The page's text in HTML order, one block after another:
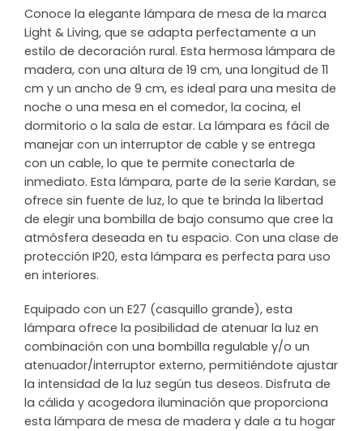
Conoce la elegante lámpara de mesa de la marca
Light & Living, que se adapta perfectamente a un
estilo de decoración rural. Esta hermosa lámpara de
madera, con una altura de 19 cm, una longitud de 11
cm y un ancho de 9 cm, es ideal para una mesita de
noche o una mesa en el comedor, la cocina, el
dormitorio o la sala de estar. La lámpara es fácil de
manejar con un interruptor de cable y se entrega
con un cable, lo que te permite conectarla de
inmediato. Esta lámpara, parte de la serie Kardan, se
ofrece sin fuente de luz, lo que te brinda la libertad
de elegir una bombilla de bajo consumo que cree la
atmósfera deseada en tu espacio. Con una clase de
protección IP20, esta lámpara es perfecta para uso
en interiores.
Equipado con un E27 (casquillo grande), esta
lámpara ofrece la posibilidad de atenuar la luz en
combinación con una bombilla regulable y/o un
atenuador/interruptor externo, permitiéndote ajustar
la intensidad de la luz según tus deseos. Disfruta de
la cálida y acogedora iluminación que proporciona
esta lámpara de mesa de madera y dale a tu hogar